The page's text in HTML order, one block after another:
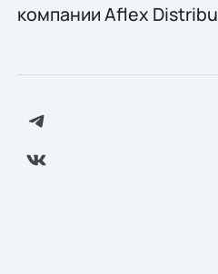
компании Aflex